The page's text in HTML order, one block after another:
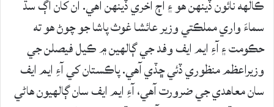
ڪالهه نائون ڏينهن هو ۽ اڄ آخري ڏينهن آهي. ان کان اڳ سڌ
سماءَ واري مملڪتي وزير عائشا غوث پاشا جو چوڻ هو ته
حڪومت ۽ آءِ ايم ايف وفد جي ڳالهين ۾ ڪيل فيصلن جي
وزيراعظم منظوري ڏئي ڇڏي آهي. پاڪستان کي آءِ ايم ايف
سان معاهدي جي ضرورت آهي، آءِ ايم ايف سان ڳالهيون هاڻي